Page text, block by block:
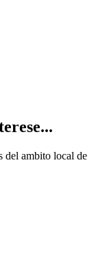
del ambito local de